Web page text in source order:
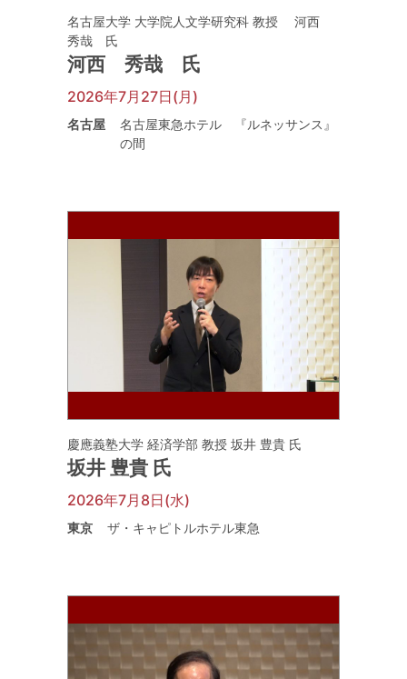
名古屋大学 大学院人文学研究科 教授 河西
秀哉 氏
河西 秀哉 氏
2026年7月27日(月)
名古屋
名古屋東急ホテル 『ルネッサンス』
の間
慶應義塾大学 経済学部 教授 坂井 豊貴 氏
坂井 豊貴 氏
2026年7月8日(水)
東京 ザ・キャピトルホテル東急